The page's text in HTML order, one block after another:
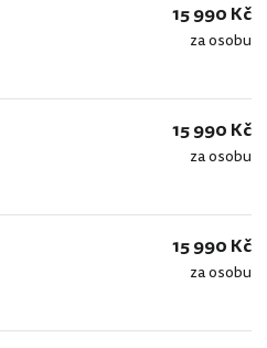
15 990 Kč
za osobu
15 990 Kč
za osobu
15 990 Kč
za osobu